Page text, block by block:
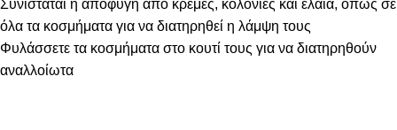
Συνιστάται η αποφυγή από κρέμες, κολόνιες και έλαια, όπως σε
όλα τα κοσμήματα για να διατηρηθεί η λάμψη τους
Φυλάσσετε τα κοσμήματα στο κουτί τους για να διατηρηθούν
αναλλοίωτα